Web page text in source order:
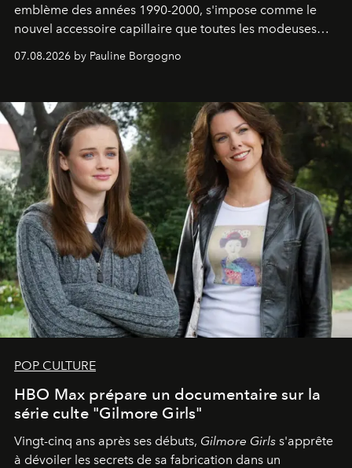
emblème des années 1990-2000, s'impose comme le
nouvel accessoire capillaire que toutes les modeuses
07.08.2026 by Pauline Borgogno
POP CULTURE
HBO Max prépare un documentaire sur la
série culte "Gilmore Girls"
Vingt-cinq ans après ses débuts, Gilmore Girls s'apprête
à dévoiler les secrets de sa fabrication dans un